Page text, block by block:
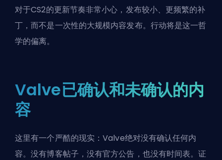
对于CS2的更新节奏非常小心，发布较小、更频繁的补
丁，而不是一次性的大规模内容发布。行动将是这一哲
学的偏离。
Valve已确认和未确认的内
容
这里有一个严酷的现实：Valve绝对没有确认任何内
容。没有博客帖子，没有官方公告，也没有时间表。证